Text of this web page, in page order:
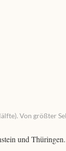
Von größter
und Thüringen.